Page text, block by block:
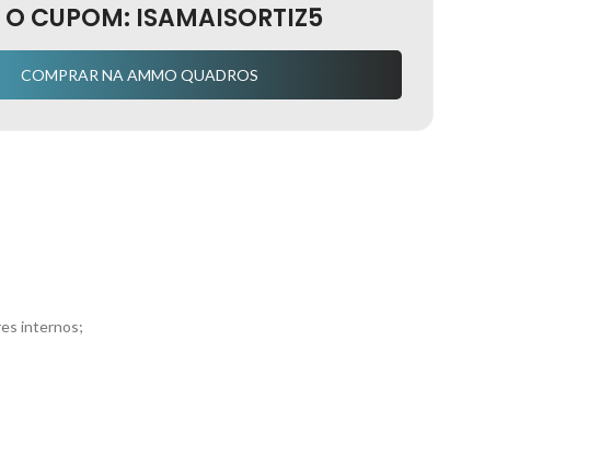
O CUPOM: ISAMAISORTIZ5
COMPRAR NA AMMO QUADROS
internos;